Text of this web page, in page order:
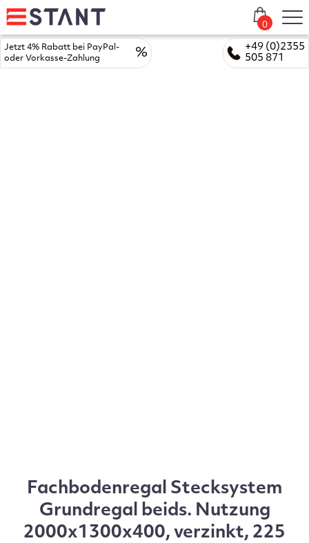
+49 (0)2355
505 871
Jetzt 4% Rabatt bei PayPal-
oder Vorkasse-Zahlung
%
0
Fachbodenregal Stecksystem
Grundregal beids. Nutzung
2000x1300x400, verzinkt, 225